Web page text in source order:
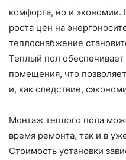
комфорта, но и экономии.
роста цен на
теплоснабжение
Теплый пол
помещения, что
и, как следствие,
Монтаж теплого пола
время ремонта, так и в
Стоимость установки